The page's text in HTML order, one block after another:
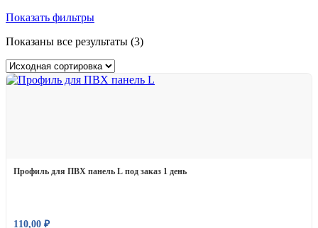
Показать фильтры
Показаны все результаты (3)
Профиль для ПВХ панель L под заказ 1 день
110,00 ₽